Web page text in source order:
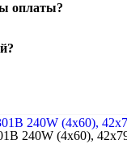
в ПВЗ или при
оплаты?
как
на связи и
240W (4x60),